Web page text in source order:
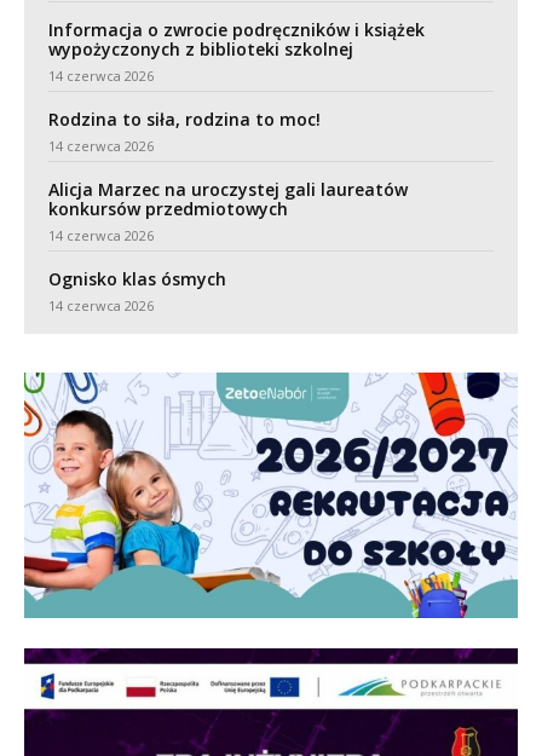
Informacja o zwrocie podręczników i książek
wypożyczonych z biblioteki szkolnej
14 czerwca 2026
Rodzina to siła, rodzina to moc!
14 czerwca 2026
Alicja Marzec na uroczystej gali laureatów
konkursów przedmiotowych
14 czerwca 2026
Ognisko klas ósmych
14 czerwca 2026